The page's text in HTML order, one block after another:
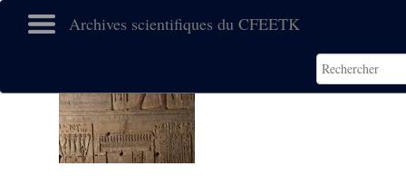
Archives scientifiques du CFEETK